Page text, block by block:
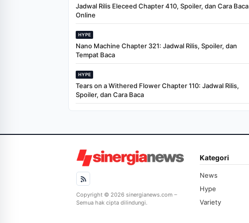
Jadwal Rilis Eleceed Chapter 410, Spoiler, dan Cara Baca
Online
HYPE
Nano Machine Chapter 321: Jadwal Rilis, Spoiler, dan
Tempat Baca
HYPE
Tears on a Withered Flower Chapter 110: Jadwal Rilis,
Spoiler, dan Cara Baca
Copyright © 2026 sinergianews.com –
Semua hak cipta dilindungi.
Kategori
News
Hype
Variety